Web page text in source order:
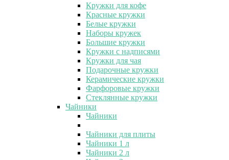
Кружки для кофе
Красные кружки
Белые кружки
Наборы кружек
Большие кружки
Кружки с надписями
Кружки для чая
Подарочные кружки
Керамические кружки
Фарфоровые кружки
Стеклянные кружки
Чайники
Чайники
Чайники для плиты
Чайники 1 л
Чайники 2 л